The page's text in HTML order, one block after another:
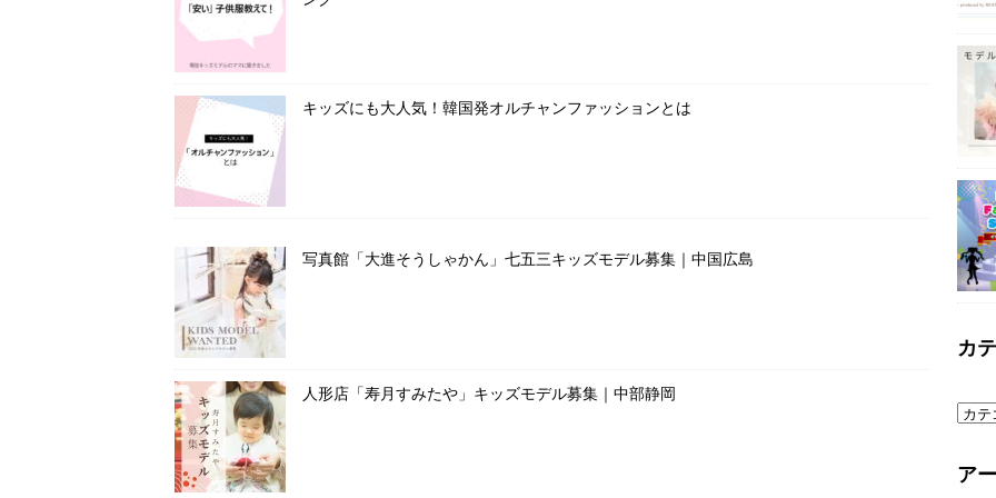
キッズにも大人気！韓国発オルチャンファッションとは
写真館「大進そうしゃかん」七五三キッズモデル募集｜中国広島
人形店「寿月すみたや」キッズモデル募集｜中部静岡
カ
ア